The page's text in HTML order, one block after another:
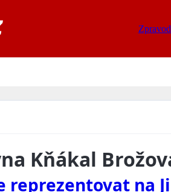
Kňákal
reprezentovat na